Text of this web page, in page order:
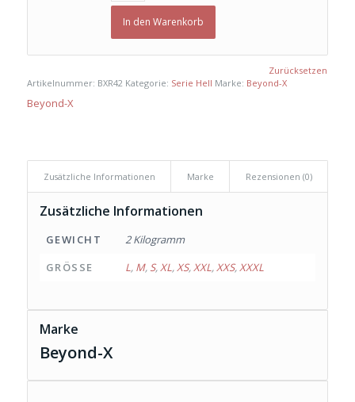
Zurücksetzen
In den Warenkorb
Artikelnummer: BXR42 Kategorie: Serie Hell Marke: Beyond-X
Beyond-X
Zusätzliche Informationen Marke Rezensionen (0)
Zusätzliche Informationen
GEWICHT
2 Kilogramm
GRÖSSE
L, M, S,XL,XS,XXL,XXS,XXXL
Marke
Beyond-X